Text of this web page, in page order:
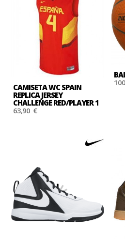
CAMISETA WC SPAIN
REPLICA JERSEY
CHALLENGE RED/PLAYER 1
63,90 €